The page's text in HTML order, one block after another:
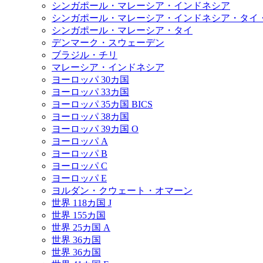
シンガポール・マレーシア・インドネシア
シンガポール・マレーシア・インドネシア・タイ
シンガポール・マレーシア・タイ
デンマーク・スウェーデン
ブラジル・チリ
マレーシア・インドネシア
ヨーロッパ 30カ国
ヨーロッパ 33カ国
ヨーロッパ 35カ国 BICS
ヨーロッパ 38カ国
ヨーロッパ 39カ国 O
ヨーロッパ A
ヨーロッパ B
ヨーロッパ C
ヨーロッパ E
ヨルダン・クウェート・オマーン
世界 118カ国 J
世界 155カ国
世界 25カ国 A
世界 36カ国
世界 36カ国